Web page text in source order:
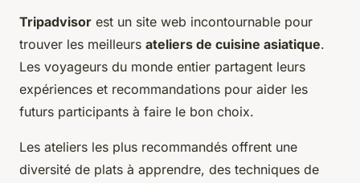
Tripadvisor est un site web incontournable pour
trouver les meilleurs ateliers de cuisine asiatique.
Les voyageurs du monde entier partagent leurs
expériences et recommandations pour aider les
futurs participants à faire le bon choix.
Les ateliers les plus recommandés offrent une
diversité de plats à apprendre, des techniques de